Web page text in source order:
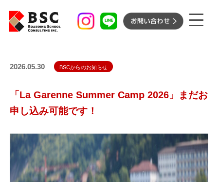
サマースクールプログラム
留学］
BSC’s サポート サマースクールプログラム
［短期留学］
イベント
お知らせ
2026.05.30 BSCからのお知らせ
「La Garenne Summer Camp 2026」まだお
申し込み可能です！